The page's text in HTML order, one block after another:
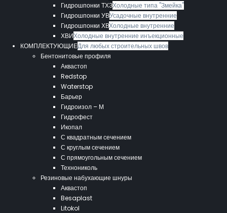
Гидрошпонки ТХЗХолодные типа "Змейка"
Гидрошпонки УВУсадочные внутренние
Гидрошпонки ХВХолодные внутренние
ХВИХолодные внутренние инъекционные
КОМПЛЕКТУЮЩИЕДля любых строительных швов
Бентонитовые профиля
Аквастоп
Redstop
Waterstop
Барьер
Гидроизол – М
Гидрофест
Икопал
С квадратным сечением
С круглым сечением
С прямоугольным сечением
Технониколь
Резиновые набухающие шнуры
Аквастоп
Besaplast
Litokol